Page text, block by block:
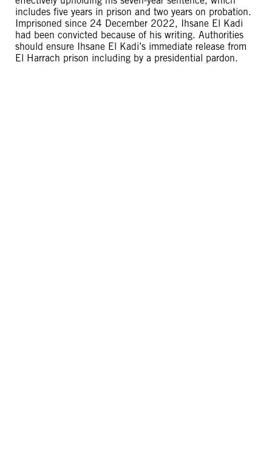
includes five years in prison and two years on probation.
Imprisoned since 24 December 2022, Ihsane El Kadi
had been convicted because of his writing. Authorities
should ensure Ihsane El Kadi’s immediate release from
El Harrach prison including by a presidential pardon.